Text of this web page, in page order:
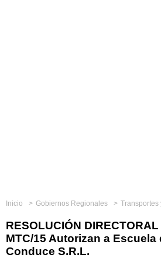
Inicio Gobiernos Regionales Transportes
RESOLUCIÓN
MTC/15 Autorizan a
Conduce S.R.L.